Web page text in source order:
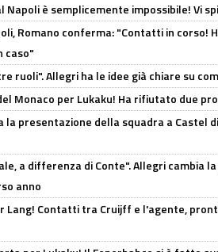
Napoli è semplicemente impossibile! Vi
Romano conferma: "Contatti in corso!
caso"
ruoli". Allegri ha le idee già chiare su
Monaco per Lukaku! Ha rifiutato due
la presentazione della squadra a Castel
a differenza di Conte". Allegri cambia
anno
Lang! Contatti tra Cruijff e l'agente,